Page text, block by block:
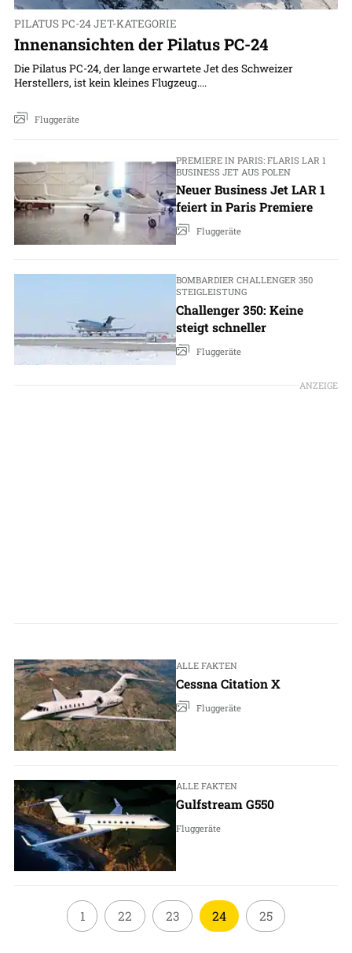
PILATUS PC-24 JET-KATEGORIE
Innenansichten der Pilatus PC-24
Die Pilatus PC-24, der lange erwartete Jet des Schweizer
Herstellers, ist kein kleines Flugzeug....
Fluggeräte
PREMIERE IN PARIS: FLARIS LAR 1
BUSINESS JET AUS POLEN
Neuer Business Jet LAR 1
feiert in Paris Premiere
Fluggeräte
BOMBARDIER CHALLENGER 350
STEIGLEISTUNG
Challenger 350: Keine
steigt schneller
Fluggeräte
ANZEIGE
ALLE FAKTEN
Cessna Citation X
Fluggeräte
ALLE FAKTEN
Gulfstream G550
Fluggeräte
1 22 23 24 25